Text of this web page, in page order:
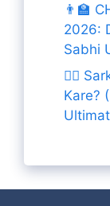
👨‍🏫
2026:
Sabhi
👨‍✈️
Kare?